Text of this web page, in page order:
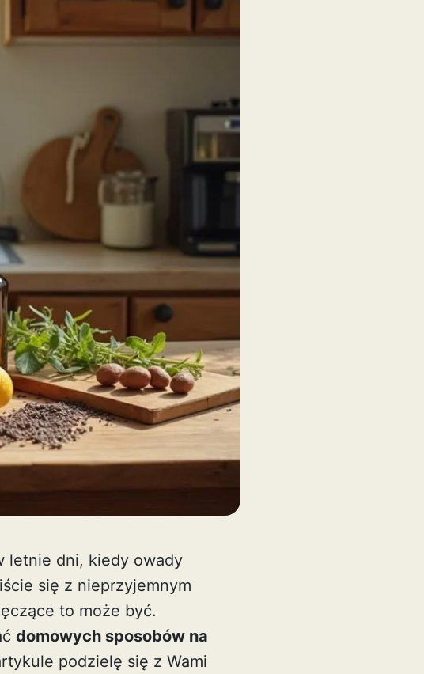
letnie dni, kiedy owady
się z nieprzyjemnym
to może być.
domowych sposobów na
podzielę się z Wami